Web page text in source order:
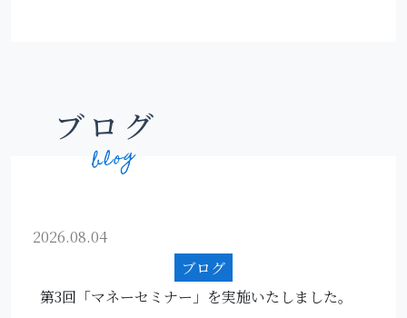
ブログ
2026.08.04
ブログ
第3回「マネーセミナー」を実施いたしました。